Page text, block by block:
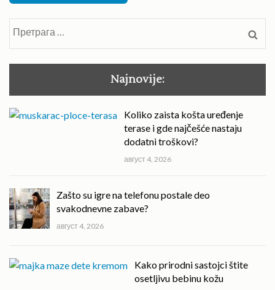
Najnovije:
Koliko zaista košta uređenje
terase i gde najčešće nastaju
dodatni troškovi?
август 4, 2026
Zašto su igre na telefonu postale deo
svakodnevne zabave?
август 4, 2026
Kako prirodni sastojci štite
osetljivu bebinu kožu